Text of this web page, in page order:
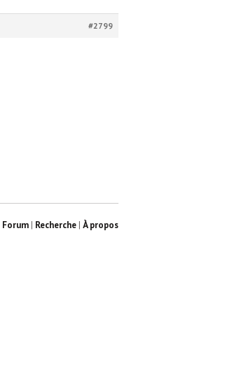
#2799
Forum | Recherche | À propos